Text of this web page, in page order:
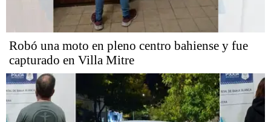
Robó una moto en pleno centro bahiense y fue
capturado en Villa Mitre